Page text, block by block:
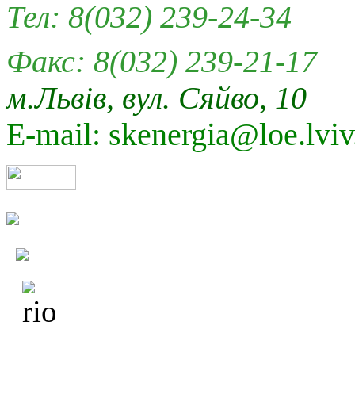
Тел: 8(032) 239-24-34
Факс: 8(032) 239-21-17
м.Львів, вул. Сяйво, 10
E-mail: